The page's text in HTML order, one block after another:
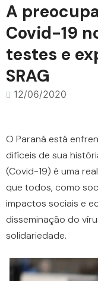
A
Covid-19
testes e
SRAG
12/06/2020
O Paraná está
difíceis de sua
(Covid-19) é uma
que todos, como
impactos sociais e
disseminação do
solidariedade.